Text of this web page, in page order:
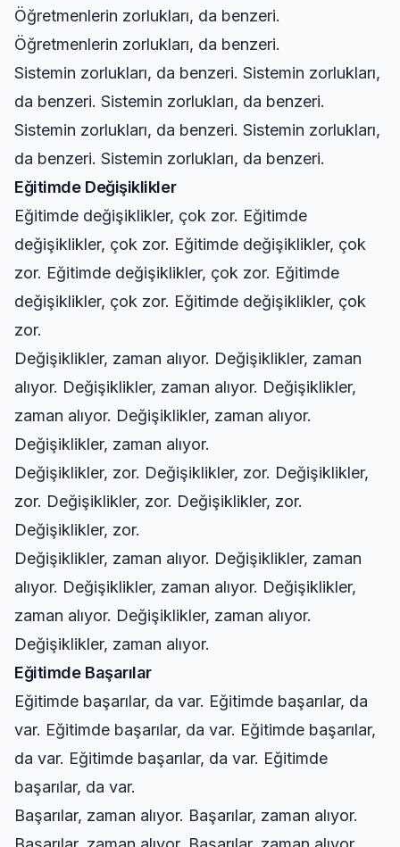
Öğretmenlerin zorlukları, da benzeri.
Öğretmenlerin zorlukları, da benzeri.
Sistemin zorlukları, da benzeri. Sistemin zorlukları,
da benzeri. Sistemin zorlukları, da benzeri.
Sistemin zorlukları, da benzeri. Sistemin zorlukları,
da benzeri. Sistemin zorlukları, da benzeri.
Eğitimde Değişiklikler
Eğitimde değişiklikler, çok zor. Eğitimde
değişiklikler, çok zor. Eğitimde değişiklikler, çok
zor. Eğitimde değişiklikler, çok zor. Eğitimde
değişiklikler, çok zor. Eğitimde değişiklikler, çok
zor.
Değişiklikler, zaman alıyor. Değişiklikler, zaman
alıyor. Değişiklikler, zaman alıyor. Değişiklikler,
zaman alıyor. Değişiklikler, zaman alıyor.
Değişiklikler, zaman alıyor.
Değişiklikler, zor. Değişiklikler, zor. Değişiklikler,
zor. Değişiklikler, zor. Değişiklikler, zor.
Değişiklikler, zor.
Değişiklikler, zaman alıyor. Değişiklikler, zaman
alıyor. Değişiklikler, zaman alıyor. Değişiklikler,
zaman alıyor. Değişiklikler, zaman alıyor.
Değişiklikler, zaman alıyor.
Eğitimde Başarılar
Eğitimde başarılar, da var. Eğitimde başarılar, da
var. Eğitimde başarılar, da var. Eğitimde başarılar,
da var. Eğitimde başarılar, da var. Eğitimde
başarılar, da var.
Başarılar, zaman alıyor. Başarılar, zaman alıyor.